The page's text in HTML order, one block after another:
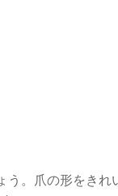
う。爪の形をきれ